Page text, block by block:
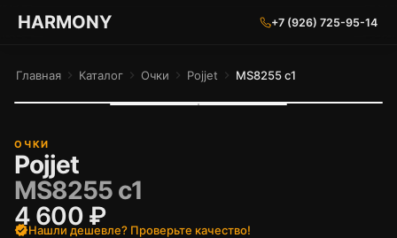
ГАРМОНИЯ ГЛАЗ
HARMONY +7 (926) 725-95-14
Главная chevron_right Каталог chevron_right Очки chevron_right Pojjet chevron_right MS8255 c1
ОЧКИ
Pojjet
MS8255 c1
4 600 ₽
verifiedНашли дешевле? Проверьте качество!